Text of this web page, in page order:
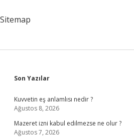
Sitemap
Sidebar
Son Yazılar
Kuvvetin eş anlamlısı nedir ?
Ağustos 8, 2026
Mazeret izni kabul edilmezse ne olur ?
Ağustos 7, 2026